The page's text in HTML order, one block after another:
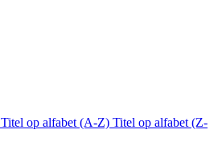
Titel op alfabet (A-Z) Titel op alfabet (Z-